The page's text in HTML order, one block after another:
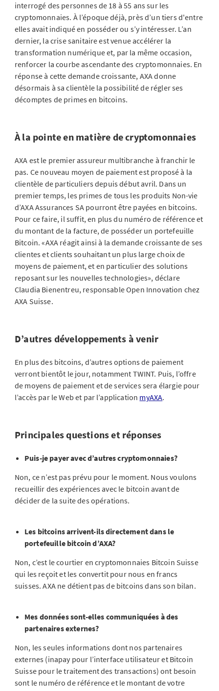
interrogé des personnes de 18 à 55 ans sur les
cryptomonnaies. À l’époque déjà, près d’un tiers d'entre
elles avait indiqué en posséder ou s’y intéresser. L’an
dernier, la crise sanitaire est venue accélérer la
transformation numérique et, par la même occasion,
renforcer la courbe ascendante des cryptomonnaies. En
réponse à cette demande croissante, AXA donne
désormais à sa clientèle la possibilité de régler ses
décomptes de primes en bitcoins.
À la pointe en matière de cryptomonnaies
AXA est le premier assureur multibranche à franchir le
pas. Ce nouveau moyen de paiement est proposé à la
clientèle de particuliers depuis début avril. Dans un
premier temps, les primes de tous les produits Non-vie
d’AXA Assurances SA pourront être payées en bitcoins.
Pour ce faire, il suffit, en plus du numéro de référence et
du montant de la facture, de posséder un portefeuille
Bitcoin. «AXA réagit ainsi à la demande croissante de ses
clientes et clients souhaitant un plus large choix de
moyens de paiement, et en particulier des solutions
reposant sur les nouvelles technologies», déclare
Claudia Bienentreu, responsable Open Innovation chez
AXA Suisse.
D’autres développements à venir
En plus des bitcoins, d’autres options de paiement
verront bientôt le jour, notamment TWINT. Puis, l’offre
de moyens de paiement et de services sera élargie pour
l’accès par le Web et par l’application myAXA.
Principales questions et réponses
Puis-je payer avec d’autres cryptomonnaies?
Non, ce n’est pas prévu pour le moment. Nous voulons
recueillir des expériences avec le bitcoin avant de
décider de la suite des opérations.
Les bitcoins arrivent-ils directement dans le
portefeuille bitcoin d’AXA?
Non, c’est le courtier en cryptomonnaies Bitcoin Suisse
qui les reçoit et les convertit pour nous en francs
suisses. AXA ne détient pas de bitcoins dans son bilan.
Mes données sont-elles communiquées à des
partenaires externes?
Non, les seules informations dont nos partenaires
externes (inapay pour l’interface utilisateur et Bitcoin
Suisse pour le traitement des transactions) ont besoin
sont le numéro de référence et le montant de votre